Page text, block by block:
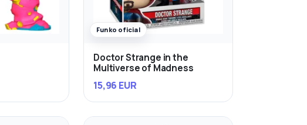
Funko oficial
Doctor Strange in the
Multiverse of Madness
15,96 EUR